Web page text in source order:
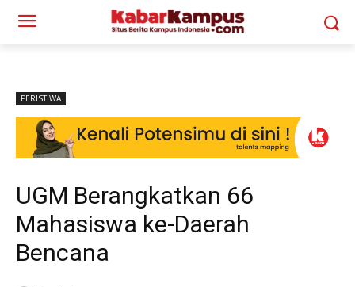
PERISTIWA
UGM Berangkatkan 66
Mahasiswa ke-Daerah
Bencana